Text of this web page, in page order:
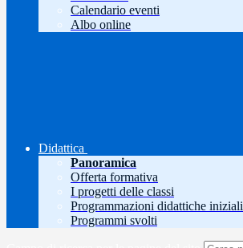
Calendario eventi
Albo online
Didattica
Panoramica
Offerta formativa
I progetti delle classi
Programmazioni didattiche iniziali
Programmi svolti